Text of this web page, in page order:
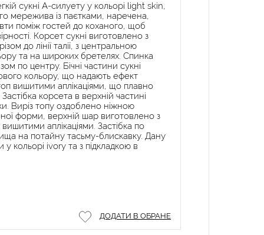
сукні А-силуету у кольорі light skin,
мережива із паєтками, наречена,
поміж гостей до коханого, щоб
Корсет сукні виготовлено з
до лінії талії, з центральною
та на широких бретелях. Спинка
по центру. Бічні частини сукні
кольору, що надають ефект
вишитими аплікаціями, що плавно
корсета в верхній частині
Виріз топу оздоблено ніжною
форми, верхній шар виготовлено з
аплікаціями. Застібка по
на потайну тасьму-блискавку. Дану
кольорі ivory та з підкладкою в
ДОДАТИ В ОБРАНЕ